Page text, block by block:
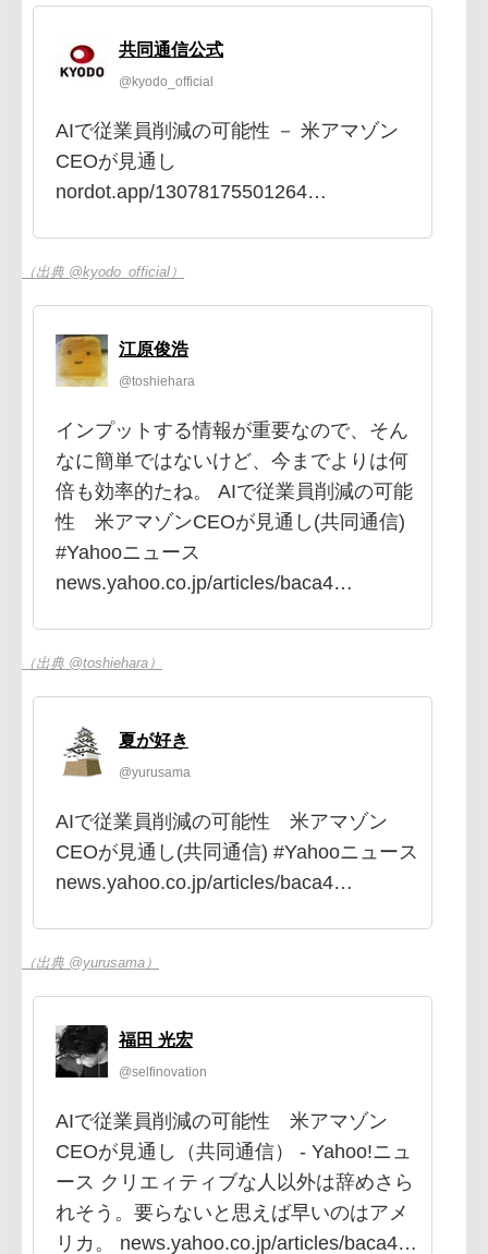
共同通信公式
@kyodo_official
AIで従業員削減の可能性 － 米アマゾン
CEOが見通し
nordot.app/13078175501264…
（出典 @kyodo_official）
江原俊浩
@toshiehara
インプットする情報が重要なので、そん
なに簡単ではないけど、今までよりは何
倍も効率的たね。 AIで従業員削減の可能
性 米アマゾンCEOが見通し(共同通信)
#Yahooニュース
news.yahoo.co.jp/articles/baca4…
（出典 @toshiehara）
夏が好き
@yurusama
AIで従業員削減の可能性 米アマゾン
CEOが見通し(共同通信) #Yahooニュース
news.yahoo.co.jp/articles/baca4…
（出典 @yurusama）
福田 光宏
@selfinovation
AIで従業員削減の可能性 米アマゾン
CEOが見通し（共同通信） - Yahoo!ニュ
ース クリエィティブな人以外は辞めさら
れそう。要らないと思えば早いのはアメ
リカ。 news.yahoo.co.jp/articles/baca4…